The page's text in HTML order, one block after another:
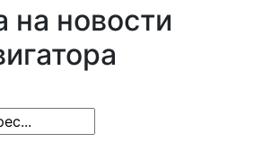
на новости